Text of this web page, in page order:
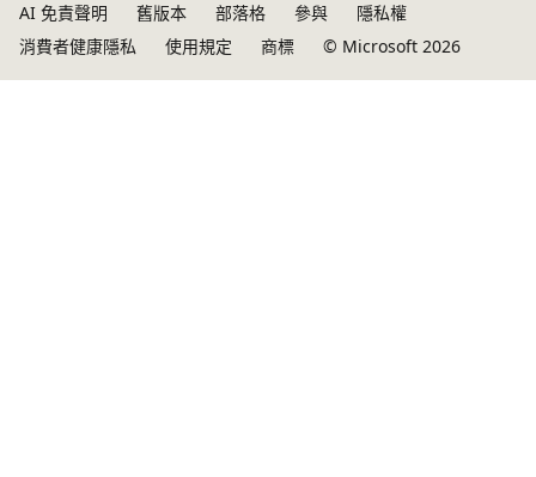
AI 免責聲明 舊版本 部落格 參與
隱私權
消費者健康隱私
使用規定 商標 © Microsoft 2026